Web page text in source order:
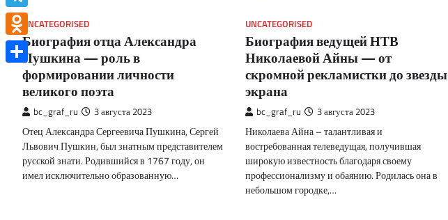
UNCATEGORISED
Биография отца Александра
Пушкина — роль в
формировании личности
великого поэта
bc_graf_ru 3 августа 2023
Отец Александра Сергеевича Пушкина, Сергей
Львович Пушкин, был знатным представителем
русской знати. Родившийся в 1767 году, он
имел исключительно образованную…
UNCATEGORISED
Биография ведущей НТВ
Николаевой Айны — от
скромной рекламистки до звезды
экрана
bc_graf_ru 3 августа 2023
Николаева Айна – талантливая и
востребованная телеведущая, получившая
широкую известность благодаря своему
профессионализму и обаянию. Родилась она в
небольшом городке,…
Telegram
Odnoklassniki
Отправить